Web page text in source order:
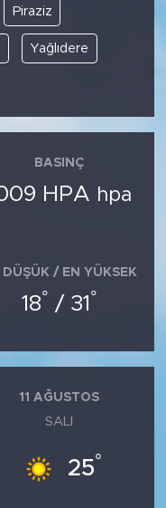
Piraziz
Yağlıdere
BASINÇ
HPA hpa
DÜŞÜK / EN YÜKSEK
18° / 31 °
11 AĞUSTOS
SALI
25°